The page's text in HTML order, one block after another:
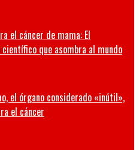
el cáncer de mama: El
que asombra al mundo
el órgano considerado «inútil»,
el cáncer